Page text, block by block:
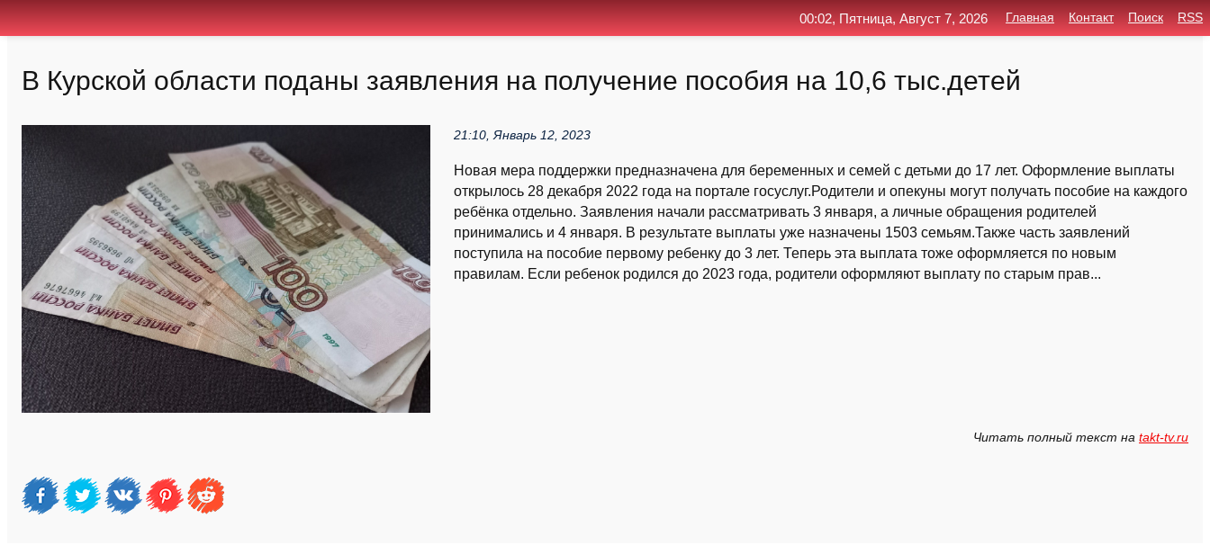
В Курской области поданы заявления на получение пособия на 10,6 тыс.детей
21:10, Январь 12, 2023
Новая мера поддержки предназначена для беременных и семей с детьми до 17 лет. Оформление выплаты
открылось 28 декабря 2022 года на портале госуслуг.Родители и опекуны могут получать пособие на каждого
ребёнка отдельно. Заявления начали рассматривать 3 января, а личные обращения родителей
принимались и 4 января. В результате выплаты уже назначены 1503 семьям.Также часть заявлений
поступила на пособие первому ребенку до 3 лет. Теперь эта выплата тоже оформляется по новым
правилам. Если ребенок родился до 2023 года, родители оформляют выплату по старым прав...
Читать полный текст на takt-tv.ru
00:02, Пятница, Август 7, 2026 Главная Контакт Поиск RSS